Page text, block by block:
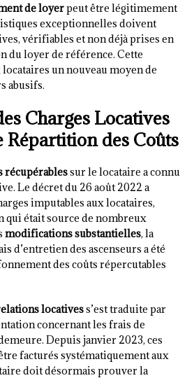
de loyerpeut être légitimement
exceptionnelles doivent
vérifiables et non déjà prises en
du loyer de référence. Cette
un nouveau moyen de
abusifs.
Charges Locatives
Répartition des Coûts
récupérablessur le locataire a connu
Le décret du 26 août 2022 a
imputables aux locataires,
qui était source de nombreux
modifications substantielles, la
d’entretien des ascenseurs a été
des coûts répercutables
locativess’est traduite par
concernant les frais de
Depuis janvier 2023, ces
facturés systématiquement aux
doit désormais prouver la